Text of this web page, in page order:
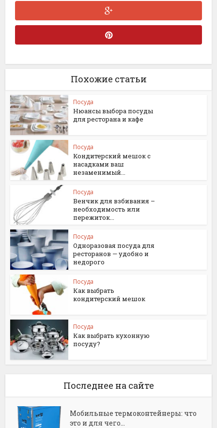
Похожие статьи
Посуда
Нюансы выбора посуды
для ресторана и кафе
Посуда
Кондитерский мешок с
насадками ваш
незаменимый...
Посуда
Венчик для взбивания –
необходимость или
пережиток...
Посуда
Одноразовая посуда для
ресторанов — удобно и
недорого
Посуда
Как выбрать
кондитерский мешок
Посуда
Как выбрать кухонную
посуду?
Последнее на сайте
Мобильные термоконтейнеры: что
это и для чего...